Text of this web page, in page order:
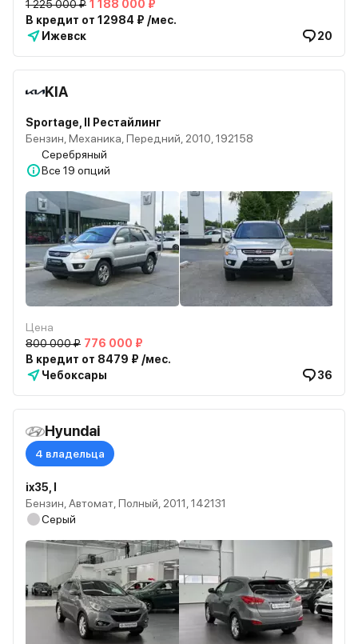
1 225 000 ₽ 1 188 000 ₽
В кредит от 12984 ₽ /мес.
Ижевск
20
KIA
Sportage, II Рестайлинг
Бензин, Механика, Передний, 2010, 192158
Серебряный
Все 19 опций
Цена
800 000 ₽ 776 000 ₽
В кредит от 8479 ₽ /мес.
Чебоксары
36
Hyundai
4 владельца
ix35, I
Бензин, Автомат, Полный, 2011, 142131
Серый